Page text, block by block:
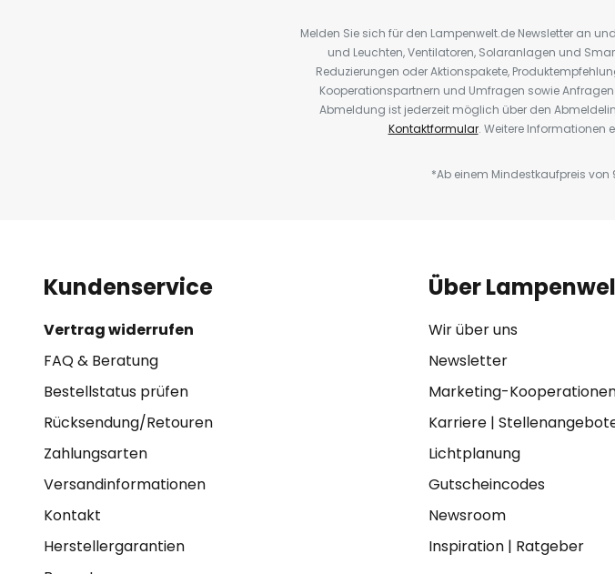
Melden Sie sich für den Lampenwelt.de Newsletter an
und Leuchten, Ventilatoren, Solaranlagen und
Reduzierungen oder Aktionspakete,
Kooperationspartnern und Umfragen sowie
Abmeldung ist jederzeit möglich über den
Kontaktformular. Weitere Informationen
*Ab einem Mindestkaufpreis
Kundenservice
Vertrag widerrufen
FAQ & Beratung
Bestellstatus prüfen
Rücksendung/Retouren
Zahlungsarten
Versandinformationen
Kontakt
Herstellergarantien
Über
Wir über uns
Newsletter
Marketing-
Karriere|
Lichtplanung
Gutscheincodes
Newsroom
Inspiration| Ratgeber